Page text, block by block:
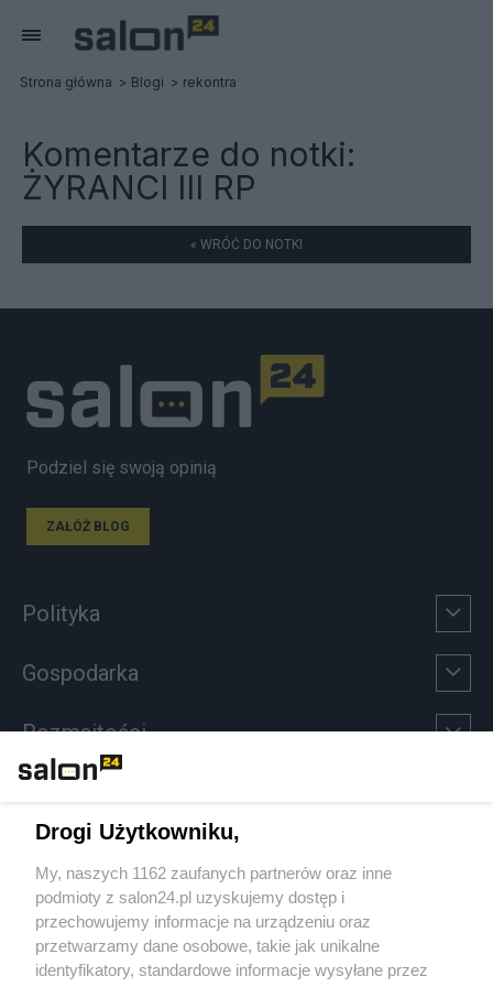
Strona główna Blogi rekontra
Komentarze do notki:
ŻYRANCI III RP
« WRÓĆ DO NOTKI
Podziel się swoją opinią
ZAŁÓŻ BLOG
Polityka
Gospodarka
Rozmaitości
Sport
Społeczeństwo
Kultura
Drogi Użytkowniku,
My, naszych 1162 zaufanych partnerów oraz inne
podmioty z salon24.pl uzyskujemy dostęp i
przechowujemy informacje na urządzeniu oraz
przetwarzamy dane osobowe, takie jak unikalne
identyfikatory, standardowe informacje wysyłane przez